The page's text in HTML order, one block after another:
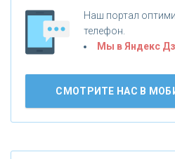
«БАНК ВОЗРОЖДЕНИЕ»
АО «КРЕДИТ ЕВРОПА
Банки.ру обновил
Наш портал
телефон.
Мы в Яндекс
СМОТРИТЕ НАС В